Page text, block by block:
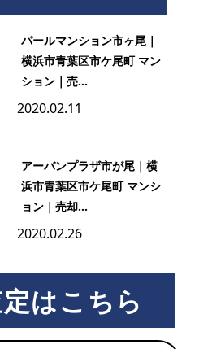
パールマンション市ヶ尾｜
横浜市青葉区市ケ尾町 マン
ション｜売...
2020.02.11
アーバンプラザ市が尾｜横
浜市青葉区市ケ尾町 マンシ
ョン｜売却...
2020.02.26
はこちら